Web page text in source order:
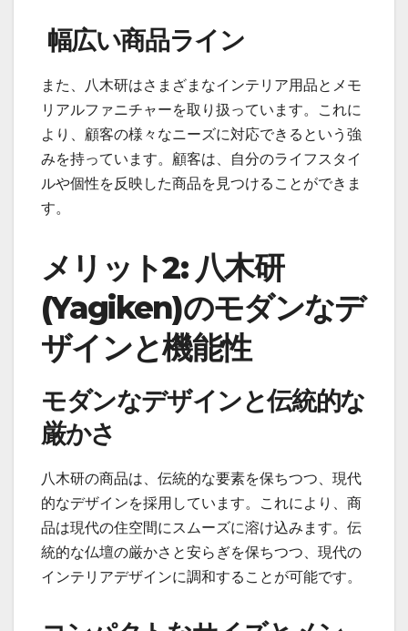
幅広い商品ライン
また、八木研はさまざまなインテリア用品とメモ
リアルファニチャーを取り扱っています。これに
より、顧客の様々なニーズに対応できるという強
みを持っています。顧客は、自分のライフスタイ
ルや個性を反映した商品を見つけることができま
す。
メリット2: 八木研
(Yagiken)のモダンなデ
ザインと機能性
モダンなデザインと伝統的な
厳かさ
八木研の商品は、伝統的な要素を保ちつつ、現代
的なデザインを採用しています。これにより、商
品は現代の住空間にスムーズに溶け込みます。伝
統的な仏壇の厳かさと安らぎを保ちつつ、現代の
インテリアデザインに調和することが可能です。